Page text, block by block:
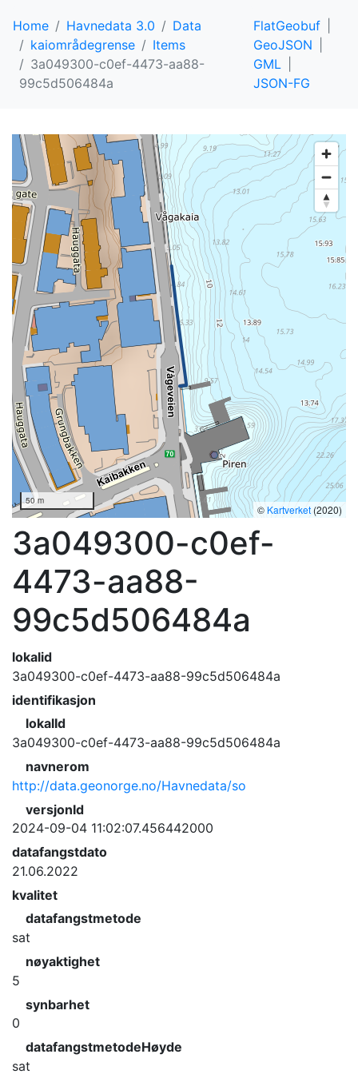
Home Havnedata 3.0
Data
kaiområdegrense
Items
3a049300-c0ef-4473-aa88-
99c5d506484a
FlatGeobuf
GeoJSON
GML
JSON-FG
50 m
© Kartverket(2020)
3a049300-c0ef-
4473-aa88-
99c5d506484a
lokalid
3a049300-c0ef-4473-aa88-99c5d506484a
identifikasjon
lokalId
3a049300-c0ef-4473-aa88-99c5d506484a
navnerom
http://data.geonorge.no/Havnedata/so
versjonId
2024-09-04 11:02:07.456442000
datafangstdato
21.06.2022
kvalitet
datafangstmetode
sat
nøyaktighet
5
synbarhet
0
datafangstmetodeHøyde
sat